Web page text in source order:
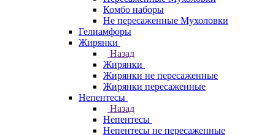
Комбо наборы
Не пересаженные Мухоловки
Гелиамфоры
Жирянки
Назад
Жирянки
Жирянки не пересаженные
Жирянки пересаженные
Непентесы
Назад
Непентесы
Непентесы не пересаженные